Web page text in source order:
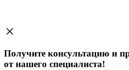
Получите консультацию и
от нашего специалиста!